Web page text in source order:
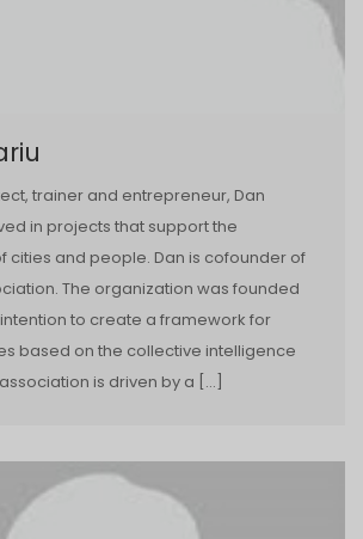
trainer and entrepreneur, Dan
in projects that support the
cities and people. Dan is co­founder of
The organization was founded
intention to create a framework for
based on the collective intelligence
is driven by a […]